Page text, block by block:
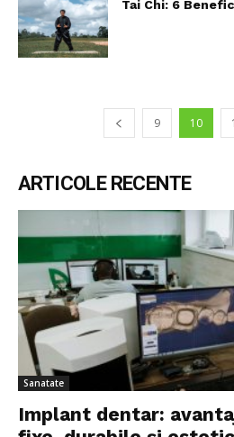
Tai Chi: 6
9 10
ARTICOLE RECENTE
Sanatate
Implant dentar: